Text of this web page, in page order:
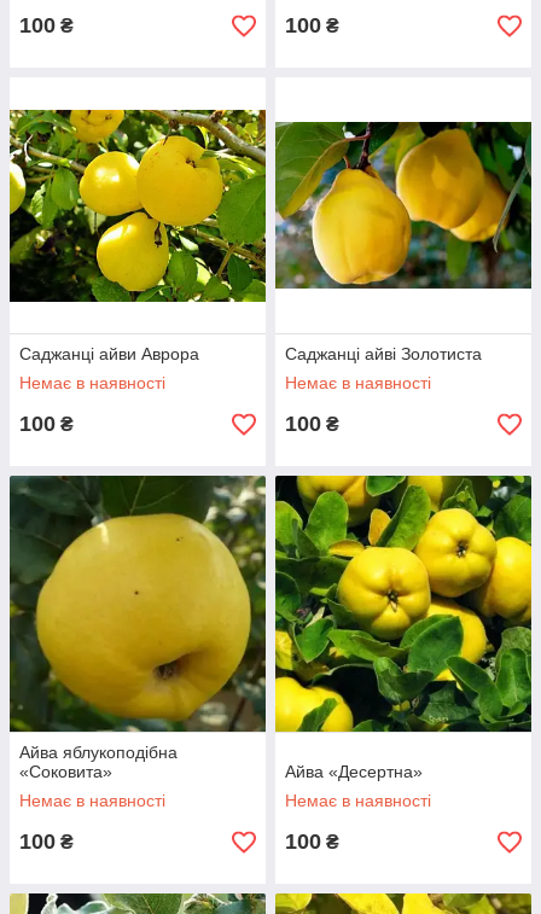
100 ₴ 100 ₴
Саджанці айви Аврора
Немає в наявності
100 ₴
Саджанці айві Золотиста
Немає в наявності
100 ₴
Айва яблукоподібна
«Соковита»
Немає в наявності
100 ₴
Айва «Десертна»
Немає в наявності
100 ₴